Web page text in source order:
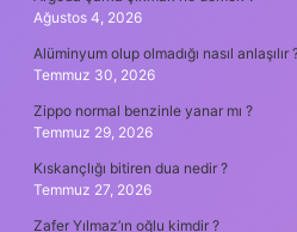
Ağustos 4, 2026
Alüminyum olup olmadığı nasıl anlaşılır
Temmuz 30, 2026
Zippo normal benzinle yanar mı ?
Temmuz 29, 2026
Kıskançlığı bitiren dua nedir ?
Temmuz 27, 2026
Zafer Yılmaz’ın oğlu kimdir ?